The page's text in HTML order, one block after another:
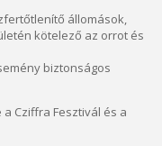
állomások,
kötelező az orrot és
biztonságos
Cziffra Fesztivál és a